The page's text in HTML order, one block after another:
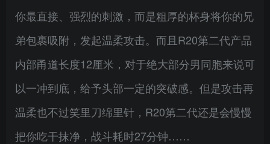
你最直接、强烈的刺激，而是粗厚的杯身将你的兄
弟包裹吸附，发起温柔攻击。而且R20第二代产品
内部甬道长度12厘米，对于绝大部分男同胞来说可
以一冲到底，给予头部一定的突破感。但是攻击再
温柔也不过笑里刀绵里针，R20第二代还是会慢慢
把你吃干抹净，战斗耗时27分钟……